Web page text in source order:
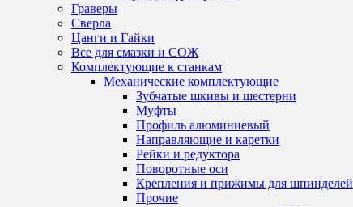
Граверы
Сверла
Цанги и Гайки
Все для смазки и СОЖ
Комплектующие к станкам
Механические комплектующие
Зубчатые шкивы и шестерни
Муфты
Профиль алюминиевый
Направляющие и каретки
Рейки и редуктора
Поворотные оси
Крепления и прижимы для шпинделей
Прочие